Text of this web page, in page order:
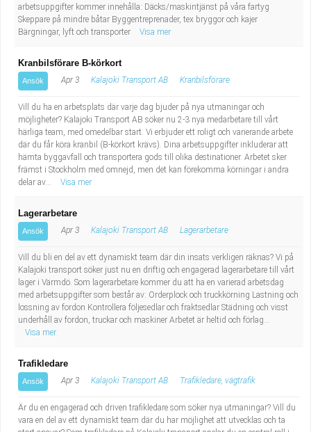
arbetsuppgifter kommer innehålla: Däcks/maskintjänst på våra fartyg
Skeppare på mindre båtar Byggentreprenader, tex bryggor och kajer
Bärgningar, lyft och transporter
Visa mer
Kranbilsförare B-körkort
Ansök Apr 3 Kalajoki Transport AB Kranbilsförare
Vill du ha en arbetsplats där varje dag bjuder på nya utmaningar och
möjligheter? Kalajoki Transport AB söker nu 2-3 nya medarbetare till vårt
härliga team, med omedelbar start. Vi erbjuder ett roligt och varierande arbete
där du får köra kranbil (B-körkort krävs). Dina arbetsuppgifter inkluderar att
hämta byggavfall och transportera gods till olika destinationer. Arbetet sker
främst i Stockholm med omnejd, men det kan förekomma körningar i andra
delar av...
Visa mer
Lagerarbetare
Ansök Apr 3 Kalajoki Transport AB Lagerarbetare
Vill du bli en del av ett dynamiskt team där din insats verkligen räknas? Vi på
Kalajoki transport söker just nu en driftig och engagerad lagerarbetare till vårt
lager i Värmdö. Som lagerarbetare kommer du att ha en varierad arbetsdag
med arbetsuppgifter som består av: Orderplock och truckkörning Lastning och
lossning av fordon Kontrollera följesedlar och fraktsedlar Städning och visst
underhåll av fordon, truckar och maskiner Arbetet är heltid och förlag...
Visa mer
Trafikledare
Ansök Apr 3 Kalajoki Transport AB Trafikledare, vägtrafik
Är du en engagerad och driven trafikledare som söker nya utmaningar? Vill du
vara en del av ett dynamiskt team där du har möjlighet att utvecklas och ta